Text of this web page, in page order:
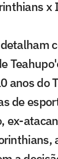
x
anos do
de
ex-